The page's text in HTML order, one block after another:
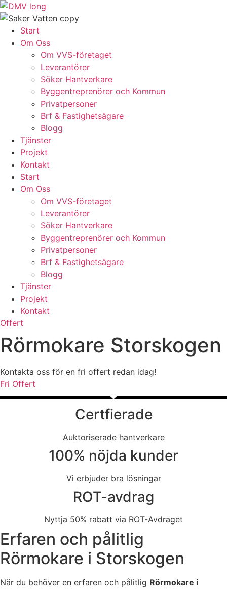
Skip
to
contentStart
Om Oss
Om VVS-företaget
Leverantörer
Söker Hantverkare
Byggentreprenörer och Kommun
Privatpersoner
Brf & Fastighetsägare
Blogg
Tjänster
Projekt
Kontakt
Start
Om Oss
Om VVS-företaget
Leverantörer
Söker Hantverkare
Byggentreprenörer och Kommun
Privatpersoner
Brf & Fastighetsägare
Blogg
Tjänster
Projekt
Kontakt
Offert
Rörmokare Storskogen
Kontakta oss för en fri offert redan idag!
Fri Offert
Certfierade
Auktoriserade hantverkare
100% nöjda kunder
Vi erbjuder bra lösningar
ROT-avdrag
Nyttja 50% rabatt via ROT-Avdraget
Erfaren och pålitlig
Rörmokare i Storskogen
När du behöver en erfaren och pålitlig Rörmokare i